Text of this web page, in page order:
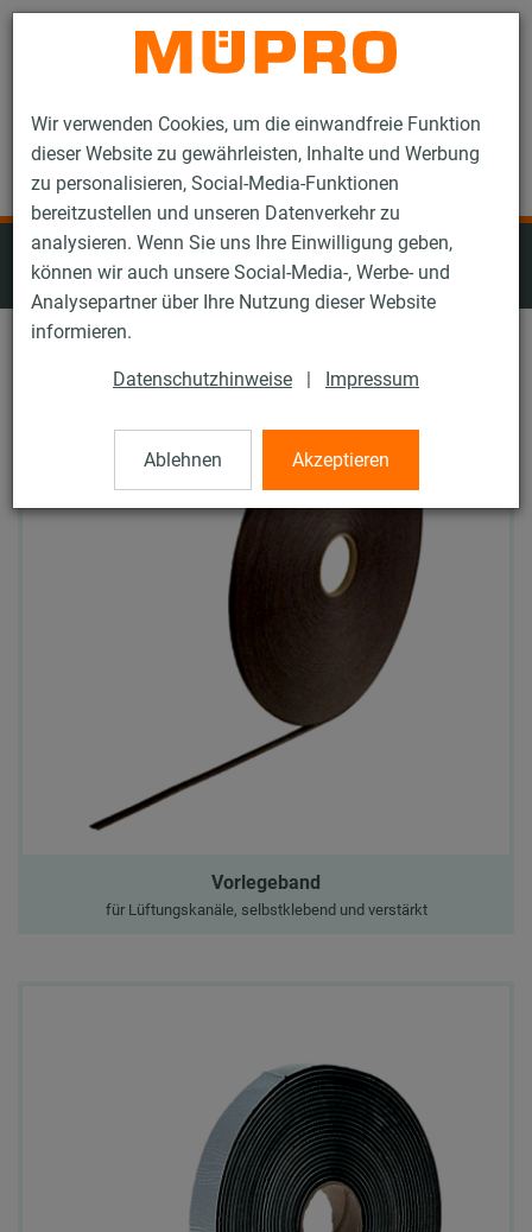
Wir verwenden Cookies, um die einwandfreie Funktion
dieser Website zu gewährleisten, Inhalte und Werbung
zu personalisieren, Social-Media-Funktionen
bereitzustellen und unseren Datenverkehr zu
analysieren. Wenn Sie uns Ihre Einwilligung geben,
können wir auch unsere Social-Media-, Werbe- und
Analysepartner über Ihre Nutzung dieser Website
informieren.
Datenschutzhinweise | Impressum
Ablehnen Akzeptieren
Kontakt
Abdichtungen für die
Lüftungsbefestigung
Vorlegeband
für Lüftungskanäle, selbstklebend und verstärkt